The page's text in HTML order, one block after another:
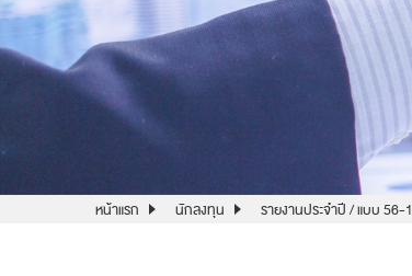
หน้าแรก นักลงทุน รายงานประจำปี / แบบ 56-1